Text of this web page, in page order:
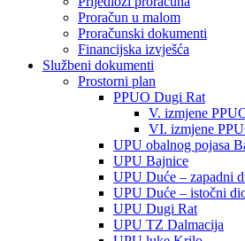
Proračun u malom
Proračunski dokumenti
Financijska izvješća
Službeni dokumenti
Prostorni plan
PPUO Dugi Rat
V. izmjene
VI. izmjene
UPU obalnog pojasa
UPU Bajnice
UPU Duće – zapadni
UPU Duće – istočni
UPU Dugi Rat
UPU TZ Dalmacija